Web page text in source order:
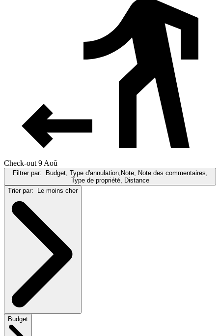
Check-out 9 Aoû
Filtrer par:
Budget, Type d'annulation,Note, Note des commentaires,
Type de propriété, Distance
Trier par:
Le moins cher
Budget